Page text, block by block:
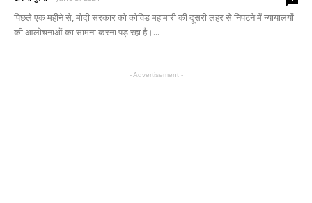
पिछले एक महीने से, मोदी सरकार को कोविड महामारी की दूसरी लहर से निपटने में न्यायालयों
की आलोचनाओं का सामना करना पड़ रहा है।...
- Advertisement -